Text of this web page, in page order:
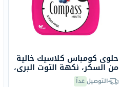
حلوى كومباس كلاسيك خالية
من السكر، نكهة التوت البري،
14 جرامالتوصيلغداً